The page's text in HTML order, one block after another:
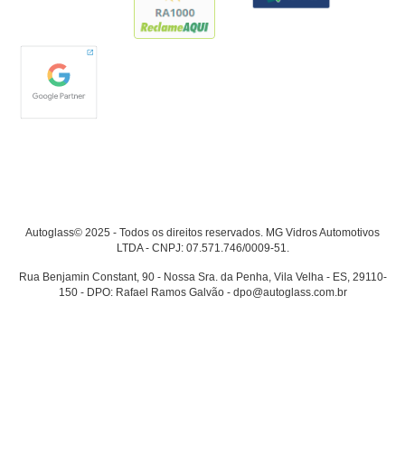
Autoglass© 2025 - Todos os direitos reservados. MG Vidros Automotivos
LTDA - CNPJ: 07.571.746/0009-51.
Rua Benjamin Constant, 90 - Nossa Sra. da Penha, Vila Velha - ES, 29110-
150 - DPO: Rafael Ramos Galvão - dpo@autoglass.com.br